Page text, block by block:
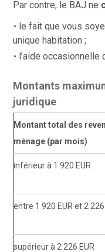
Par contre, le BAJ ne
le fait que vous
unique habitation ;
l’aide occasionnelle
Montants
juridique
Montant total des
ménage (par mois)
inférieur à 1 920 EUR
entre 1 920 EUR et 2 226
supérieur à 2 226 EUR